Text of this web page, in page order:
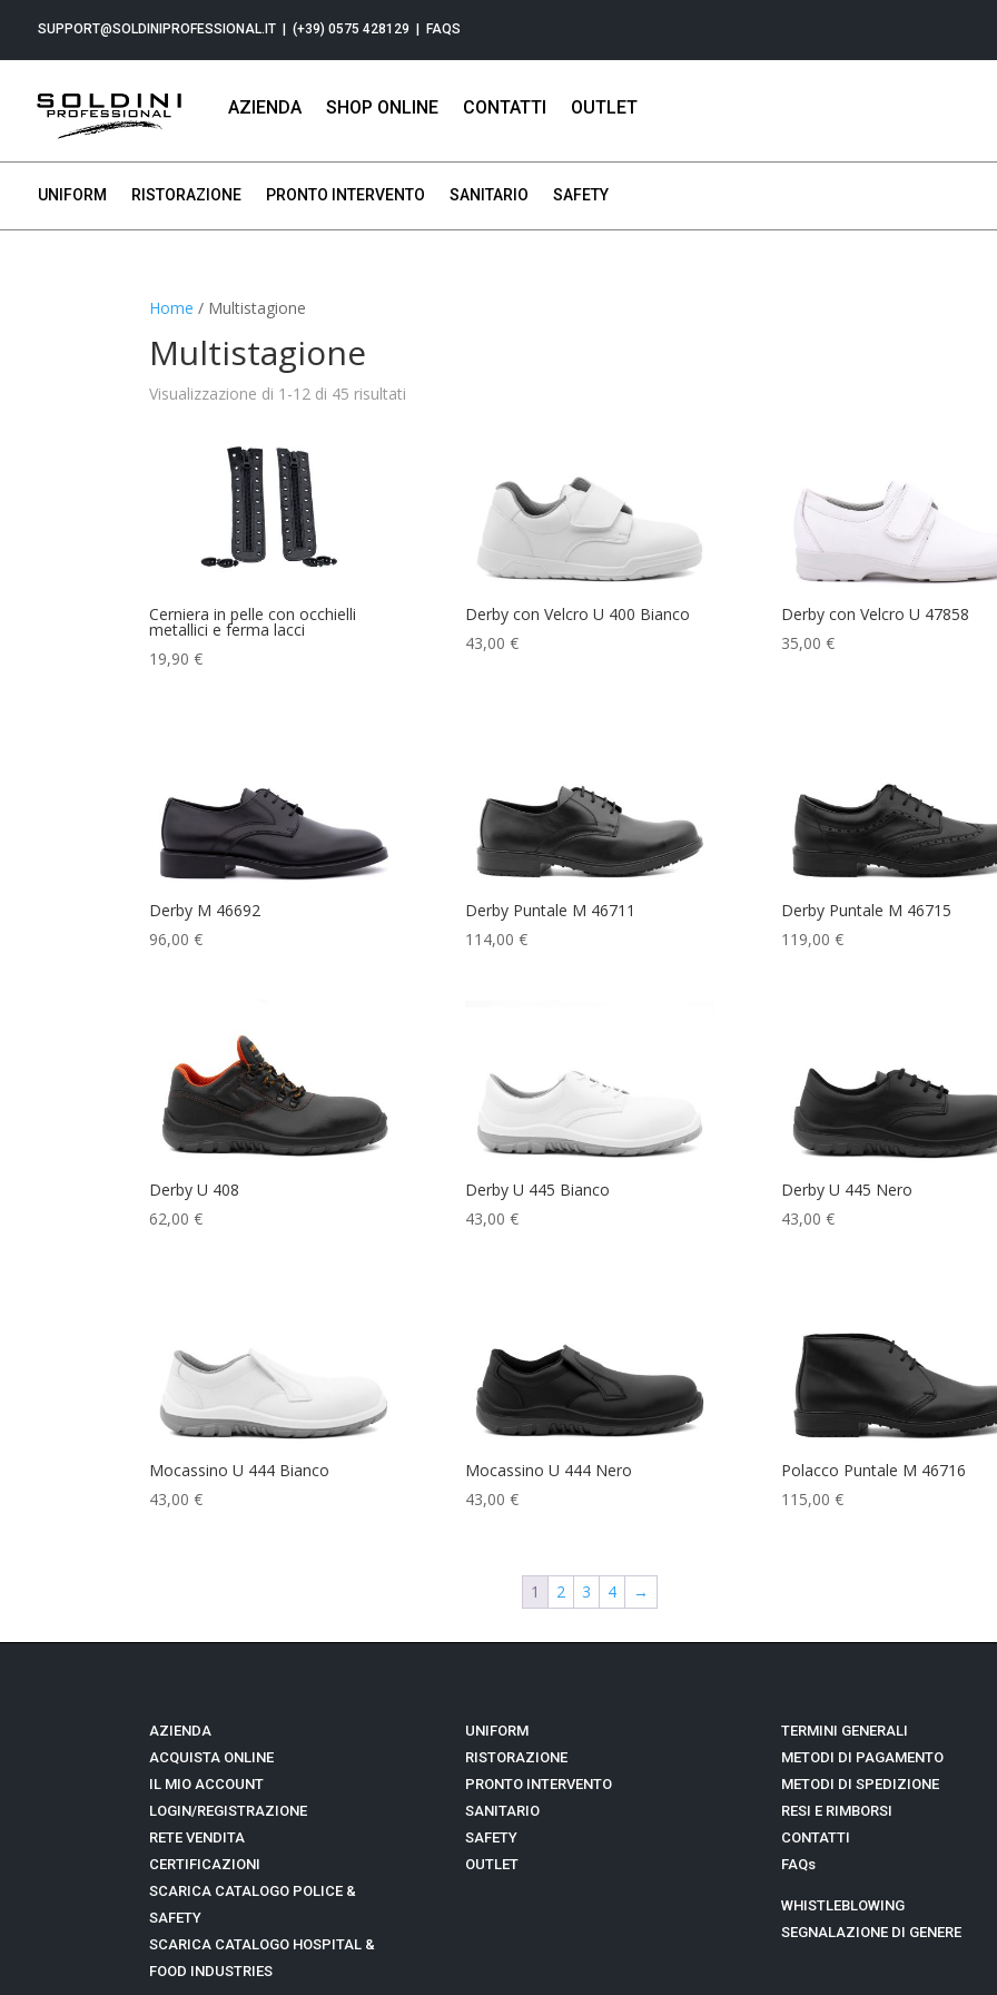
SUPPORT@SOLDINIPROFESSIONAL.IT| (+39) 0575 428129 | FAQS
AZIENDA SHOP ONLINE CONTATTI OUTLET
UNIFORM RISTORAZIONE PRONTO INTERVENTO SANITARIO SAFETY
Home/ Multistagione
Multistagione
Visualizzazione di 1-12 di 45 risultati
Cerniera in pelle con occhielli
metallici e ferma lacci
19,90 €
Derby con Velcro U 400 Bianco
43,00 €
Derby con Velcro U 47858
35,00€
Derby M 46692
96,00 €
Derby Puntale M 46711
114,00 €
Derby Puntale M 46715
119,00€
Derby U 408
62,00 €
Derby U 445 Bianco
43,00 €
Derby U 445 Nero
43,00€
Mocassino U 444 Bianco
43,00 €
Mocassino U 444 Nero
43,00 €
Polacco Puntale M 46716
115,00€
1 2 3
AZIENDA
ACQUISTA ONLINE
IL MIO ACCOUNT
LOGIN/REGISTRAZIONE
RETE VENDITA
CERTIFICAZIONI
SCARICA CATALOGO POLICE &
SAFETY
SCARICA CATALOGO HOSPITAL &
FOOD INDUSTRIES
UNIFORM
RISTORAZIONE
PRONTO INTERVENTO
SANITARIO
SAFETY
OUTLET
TERMINI GENERALI
METODI DI PAGAMENTO
METODI DI SPEDIZIONE
RESI E RIMBORSI
CONTATTI
FAQs
WHISTLEBLOWING
SEGNALAZIONE DI GENERE
per tutti gli ordini effettuati tra il 4/08 e il
23/08, le spedizioni avverranno a partire dal 24/08
qualsiasi informazione il nostro Servizio Clienti è disponibile
seguente link:
Servizio Clienti